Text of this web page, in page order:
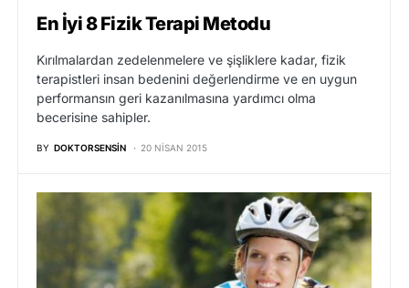
En İyi 8 Fizik Terapi Metodu
Kırılmalardan zedelenmelere ve şişliklere kadar, fizik
terapistleri insan bedenini değerlendirme ve en uygun
performansın geri kazanılmasına yardımcı olma
becerisine sahipler.
BY DOKTORSENSIN 20 NISAN 2015